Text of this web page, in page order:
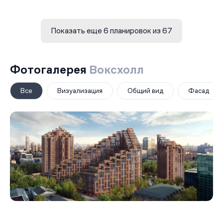
Показать еще 6 планировок из 67
Фотогалерея Воксхолл
Все Визуализация Общий вид Фасад